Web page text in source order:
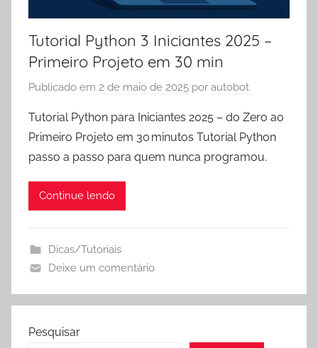
Tutorial Python 3 Iniciantes 2025 –
Primeiro Projeto em 30 min
Publicado em 2 de maio de 2025 por autobot
Tutorial Python para Iniciantes 2025 – do Zero ao
Primeiro Projeto em 30 minutos Tutorial Python
passo a passo para quem nunca programou.
Continue lendo
Dicas/Tutoriais
Deixe um comentário
Pesquisar